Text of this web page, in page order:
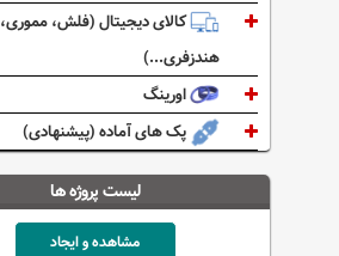
کالای دیجیتال (فلش، مموری،
هندزفری...)
اورینگ
پک های آماده (پیشنهادی)
لیست پروژه ها
مشاهده و ایجاد